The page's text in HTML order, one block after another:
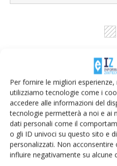
Per fornire le migliori
utilizziamo tecnologie come i
accedere alle informazioni del
tecnologie permetterà a noi e ai
dati personali come il
o gli ID univoci su questo sito e
personalizzati. Non
influire negativamente su alcune
Rimani